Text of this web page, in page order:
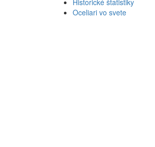
Historické štatistiky
Oceliari vo svete